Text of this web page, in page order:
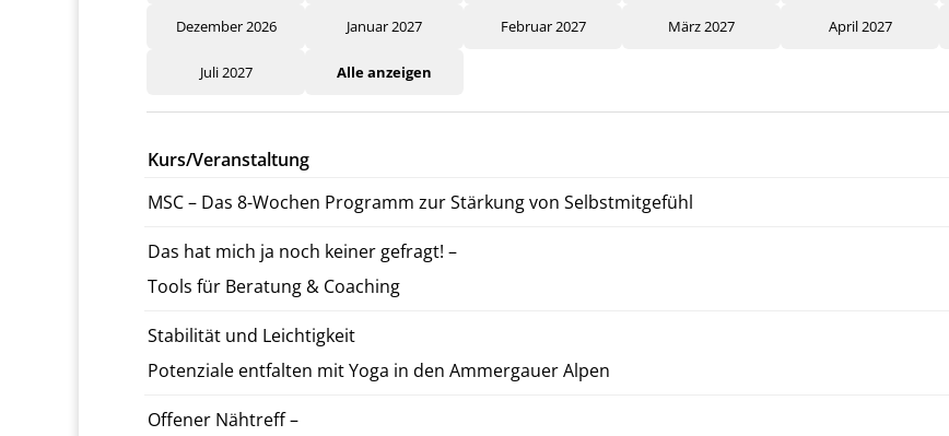
Dezember 2026 Januar 2027 Februar 2027 März 2027 April 2027
Juli 2027 Alle anzeigen
Kurs/Veranstaltung
MSC – Das 8-Wochen Pro­gramm zur Stärkung von Selb­st­mit­ge­fühl
Das hat mich ja noch keiner gefragt! –
Tools für Be­ratung & Coach­ing
Sta­bil­ität und Le­ichtigkeit
Poten­ziale ent­fal­ten mit Yoga in den Am­mer­gauer Alpen
Of­fen­er Nähtr­e­ff –